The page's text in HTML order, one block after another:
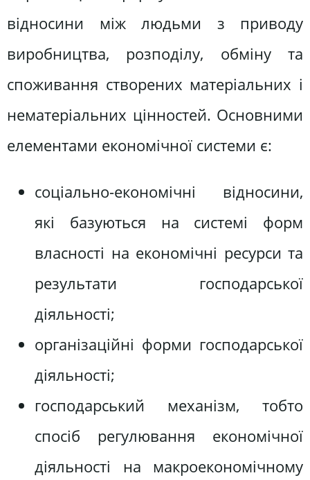
відносини між людьми з приводу
виробництва, розподілу, обміну та
споживання створених матеріальних і
нематеріальних цінностей. Основними
елементами економічної системи є:
соціально-економічні відносини,
які базуються на системі форм
власності на економічні ресурси та
результати господарської
діяльності;
організаційні форми господарської
діяльності;
господарський механізм, тобто
спосіб регулювання економічної
діяльності на макроекономічному